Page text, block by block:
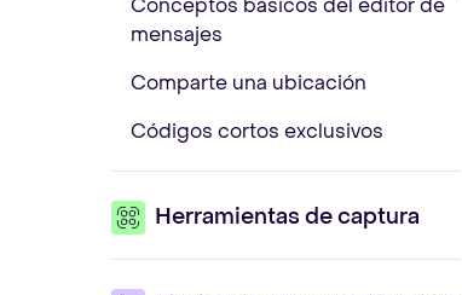
Conceptos básicos del editor de
mensajes
Comparte una ubicación
Códigos cortos exclusivos
Herramientas de captura